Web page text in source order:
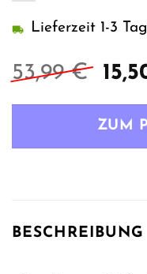
53,99€
war:
Lieferzeit 1-3
ZUM
BESCHREIBUNG